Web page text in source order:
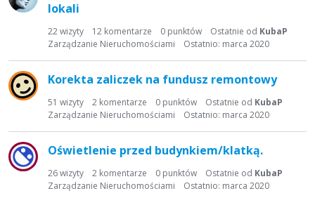
lokali
22wizyty 12 komentarze 0 punktów Ostatnie od KubaP
Ostatnio: marca 2020
Zarządzanie Nieruchomościami
Korekta zaliczek na fundusz remontowy
51 wizyty 2 komentarze 0 punktów Ostatnie od KubaP
Ostatnio: marca 2020
Zarządzanie Nieruchomościami
Oświetlenie przed budynkiem/klatką.
26wizyty 2 komentarze 0 punktów Ostatnie od KubaP
Ostatnio: marca 2020
Zarządzanie Nieruchomościami